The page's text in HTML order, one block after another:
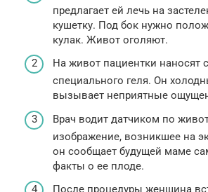
предлагает ей лечь на
кушетку. Под бок нужно
кулак. Живот оголяют.
На живот пациентки наносят
специального геля. Он
вызывает неприятные
Врач водит датчиком по
изображение, возникшее на
он сообщает будущей маме
факты о ее плоде.
После процедуры женщина